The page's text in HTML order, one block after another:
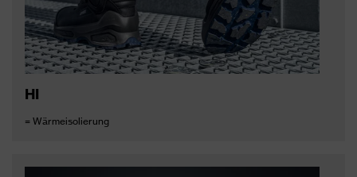
HI
= Wärmeisolierung